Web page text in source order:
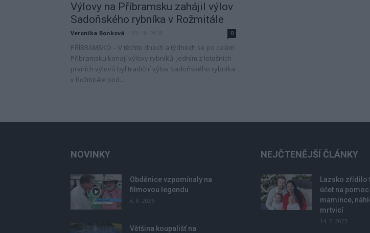
Výlovy na Příbramsku zahájil výlov
Sadoňského rybníka v Rožmitále
Veronika Bonková 0
PŘÍBRAMSKO – V těchto dnech a týdnech se po celém
Příbramsku konají výlovy rybníků. Jedním z letošních
prvních výlovů byl tradiční výlov Sadoňského rybníka
v Rožmitále pod...
NOVINKY
Obděnice vzpomínaly na
filmovou legendu
6. 8. 2026
Většina koupališť na
NEJČTENĚJŠÍ ČLÁNKY
Lazsko
účet na
mamince,
mrtvicí
14. 2. 2023